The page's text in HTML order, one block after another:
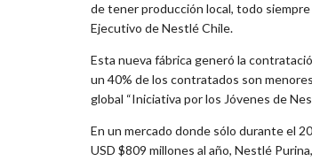
de tener producción local, todo
Ejecutivo de Nestlé Chile.
Esta nueva fábrica generó la
un 40% de los contratados son
global “Iniciativa por los Jóvenes de
En un mercado donde sólo durante el
USD $809 millones al año, Nestlé